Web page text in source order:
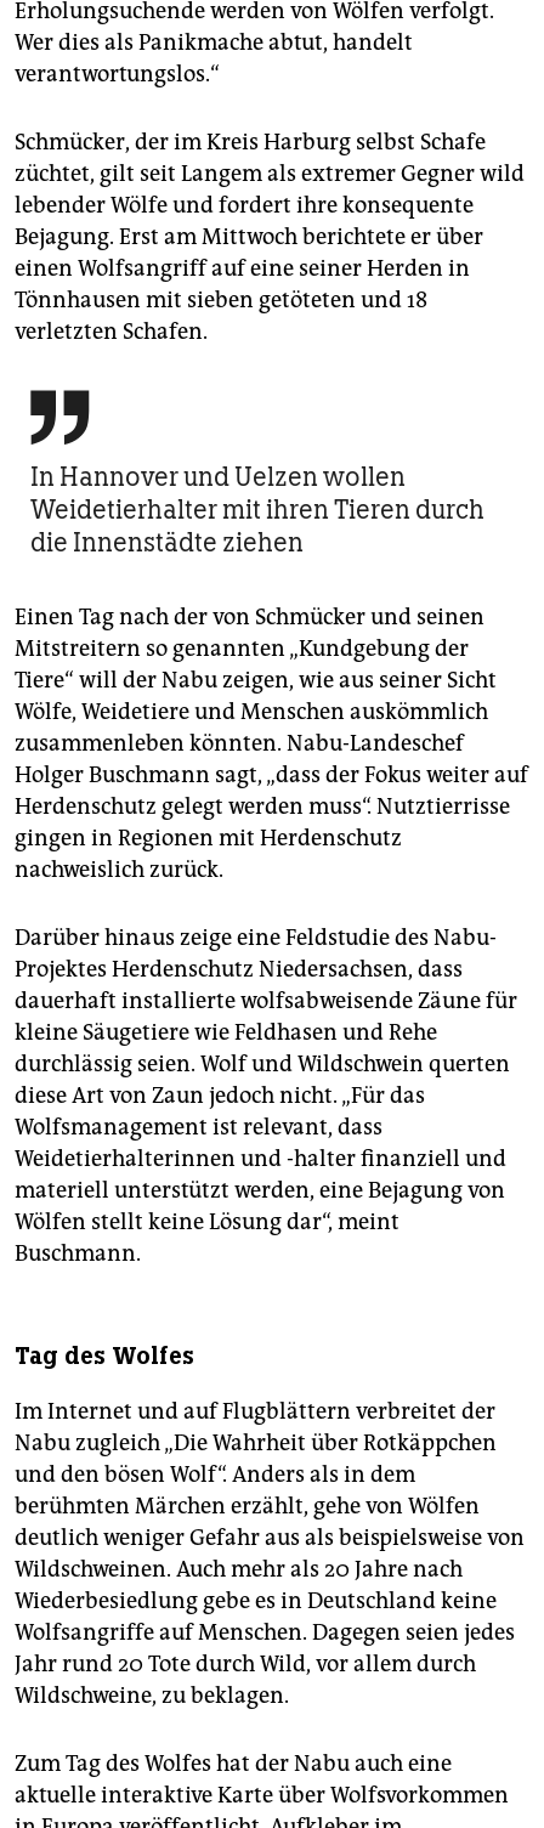
Erholungsuchende werden von Wölfen verfolgt.
Wer dies als Panikmache abtut, handelt
verantwortungslos.“
Schmücker, der im Kreis Harburg selbst Schafe
züchtet, gilt seit Langem als extremer Gegner wild
lebender Wölfe und fordert ihre konsequente
Bejagung. Erst am Mittwoch berichtete er über
einen Wolfsangriff auf eine seiner Herden in
Tönnhausen mit sieben getöteten und 18
verletzten Schafen.

In Hannover und Uelzen wollen
Weidetierhalter mit ihren Tieren durch
die Innenstädte ziehen
Einen Tag nach der von Schmücker und seinen
Mitstreitern so genannten „Kundgebung der
Tiere“ will der Nabu zeigen, wie aus seiner Sicht
Wölfe, Weidetiere und Menschen auskömmlich
zusammenleben könnten. Nabu-Landeschef
Holger Buschmann sagt, „dass der Fokus weiter auf
Herdenschutz gelegt werden muss“. Nutztierrisse
gingen in Regionen mit Herdenschutz
nachweislich zurück.
Darüber hinaus zeige eine Feldstudie des Nabu-
Projektes Herdenschutz Niedersachsen, dass
dauerhaft installierte wolfsabweisende Zäune für
kleine Säugetiere wie Feldhasen und Rehe
durchlässig seien. Wolf und Wildschwein querten
diese Art von Zaun jedoch nicht. „Für das
Wolfsmanagement ist relevant, dass
Weidetierhalterinnen und -halter finanziell und
materiell unterstützt werden, eine Bejagung von
Wölfen stellt keine Lösung dar“, meint
Buschmann.
Tag des Wolfes
Im Internet und auf Flugblättern verbreitet der
Nabu zugleich „Die Wahrheit über Rotkäppchen
und den bösen Wolf“. Anders als in dem
berühmten Märchen erzählt, gehe von Wölfen
deutlich weniger Gefahr aus als beispielsweise von
Wildschweinen. Auch mehr als 20 Jahre nach
Wiederbesiedlung gebe es in Deutschland keine
Wolfsangriffe auf Menschen. Dagegen seien jedes
Jahr rund 20 Tote durch Wild, vor allem durch
Wildschweine, zu beklagen.
Zum Tag des Wolfes hat der Nabu auch eine
aktuelle interaktive Karte über Wolfsvorkommen